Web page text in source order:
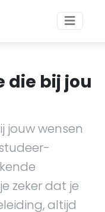
die bij jou
jouw wensen
zeker dat je
altijd